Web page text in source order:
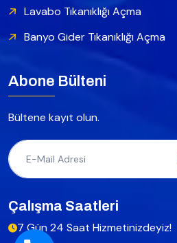
Lavabo Tıkanıklığı Açma
Banyo Gider Tıkanıklığı Açma
Abone Bülteni
Bültene kayıt olun.
Çalışma Saatleri
7 Gün 24 Saat Hizmetinizdeyiz!